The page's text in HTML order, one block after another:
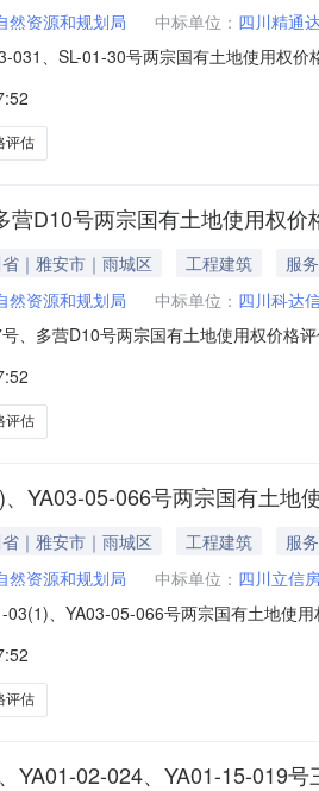
然资源和规划局 中标单位： 四川精通
031、SL-01-30号两宗国有土地使用权
务费：15000元服务金额说明：此次估
评估
营D10号两宗国有土地使用权
｜雅安市｜雨城区 工程建筑
服务
然资源和规划局 中标单位： 四川科达
、多营D10号两宗国有土地使用权价格
元服务金额说明：本次评估对象为
评估
YA03-05-066号两宗国有土地
｜雅安市｜雨城区 工程建筑
服务
然资源和规划局 中标单位： 四川立信
03(1)、YA03-05-066号两宗国有土地使
权价格评估中介服务费：15000元服务
评估
YA01-02-024、YA01-15-019